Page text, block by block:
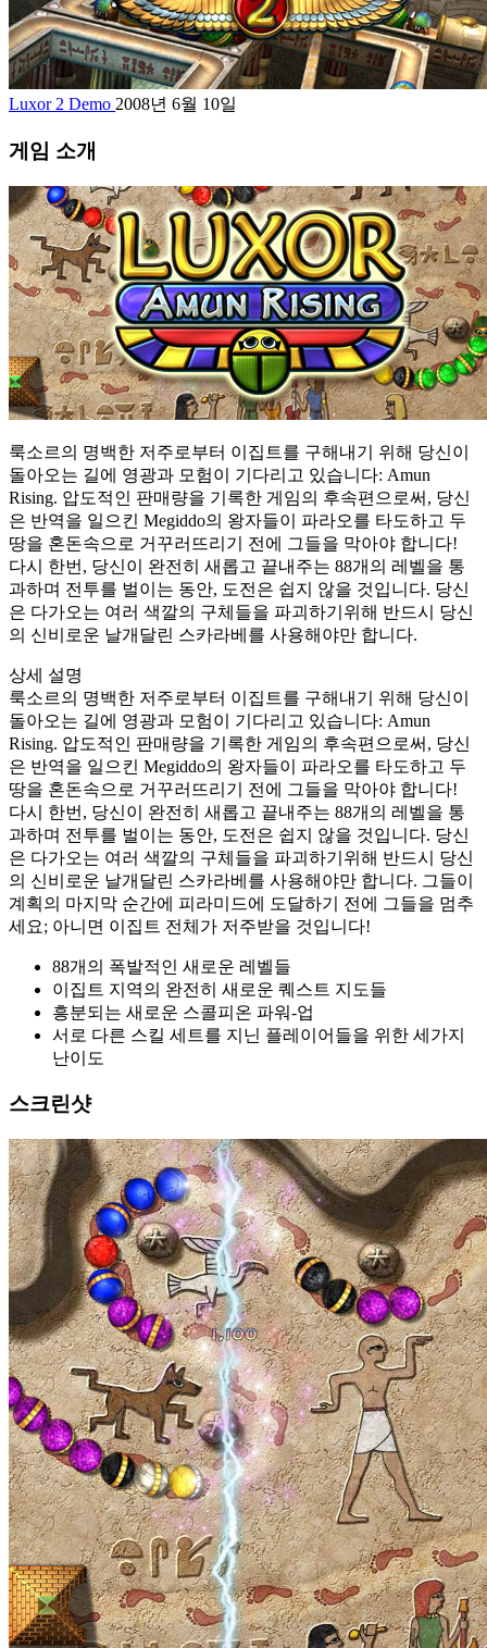
Luxor 2 Demo 2008년 6월 10일
게임 소개
룩소르의 명백한 저주로부터 이집트를 구해내기 위해 당신이
돌아오는 길에 영광과 모험이 기다리고 있습니다: Amun
Rising. 압도적인 판매량을 기록한 게임의 후속편으로써, 당신
은 반역을 일으킨 Megiddo의 왕자들이 파라오를 타도하고 두
땅을 혼돈속으로 거꾸러뜨리기 전에 그들을 막아야 합니다!
다시 한번, 당신이 완전히 새롭고 끝내주는 88개의 레벨을 통
과하며 전투를 벌이는 동안, 도전은 쉽지 않을 것입니다. 당신
은 다가오는 여러 색깔의 구체들을 파괴하기위해 반드시 당신
의 신비로운 날개달린 스카라베를 사용해야만 합니다.
상세 설명
룩소르의 명백한 저주로부터 이집트를 구해내기 위해 당신이
돌아오는 길에 영광과 모험이 기다리고 있습니다: Amun
Rising. 압도적인 판매량을 기록한 게임의 후속편으로써, 당신
은 반역을 일으킨 Megiddo의 왕자들이 파라오를 타도하고 두
땅을 혼돈속으로 거꾸러뜨리기 전에 그들을 막아야 합니다!
다시 한번, 당신이 완전히 새롭고 끝내주는 88개의 레벨을 통
과하며 전투를 벌이는 동안, 도전은 쉽지 않을 것입니다. 당신
은 다가오는 여러 색깔의 구체들을 파괴하기위해 반드시 당신
의 신비로운 날개달린 스카라베를 사용해야만 합니다. 그들이
계획의 마지막 순간에 피라미드에 도달하기 전에 그들을 멈추
세요; 아니면 이집트 전체가 저주받을 것입니다!
88개의 폭발적인 새로운 레벨들
이집트 지역의 완전히 새로운 퀘스트 지도들
흥분되는 새로운 스콜피온 파워-업
서로 다른 스킬 세트를 지닌 플레이어들을 위한 세가지
난이도
스크린샷